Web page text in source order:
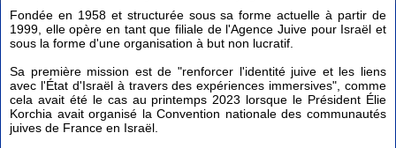
Fondée en 1958 et structurée sous sa forme actuelle à partir de
1999, elle opère en tant que filiale de l'Agence Juive pour Israël et
sous la forme d'une organisation à but non lucratif.
Sa première mission est de "renforcer l'identité juive et les liens
avec l'État d'Israël à travers des expériences immersives", comme
cela avait été le cas au printemps 2023 lorsque le Président Élie
Korchia avait organisé la Convention nationale des communautés
juives de France en Israël.